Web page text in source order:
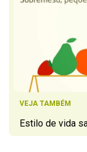
VEJA TAMBÉM
Estilo de vida